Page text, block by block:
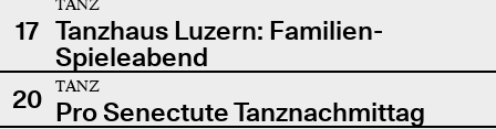
17
TANZ
Tanzhaus Luzern: Familien-
Spieleabend
20
TANZ
Pro Senectute Tanznachmittag